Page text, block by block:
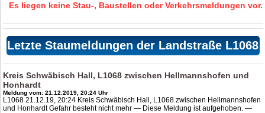
Es liegen keine Stau-, Baustellen oder Verkehrsmeldungen vor.
Letzte Staumeldungen der Landstraße L1068
Kreis Schwäbisch Hall, L1068 zwischen Hellmannshofen und
Honhardt
Meldung vom: 21.12.2019, 20:24 Uhr
L1068 21.12.19, 20:24 Kreis Schwäbisch Hall, L1068 zwischen Hellmannshofen
und Honhardt Gefahr besteht nicht mehr — Diese Meldung ist aufgehoben. —